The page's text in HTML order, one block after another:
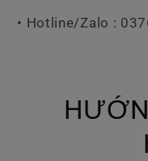
• Hotline/Zalo :